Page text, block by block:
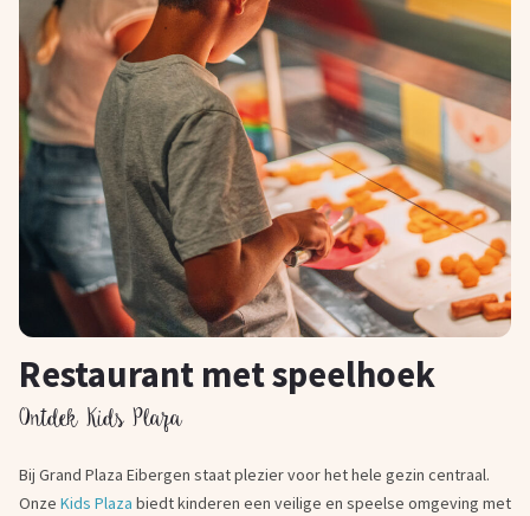
Restaurant met speelhoek
Ontdek Kids Plaza
Bij Grand Plaza Eibergen staat plezier voor het hele gezin centraal.
Onze Kids Plaza biedt kinderen een veilige en speelse omgeving met